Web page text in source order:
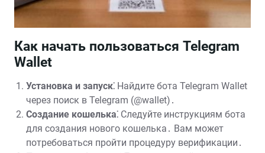
Как начать пользоваться Telegram
Wallet
Установка и запуск⁚ Найдите бота Telegram Wallet
через поиск в Telegram (@wallet)․
Создание кошелька⁚ Следуйте инструкциям бота
для создания нового кошелька․ Вам может
потребоваться пройти процедуру верификации․